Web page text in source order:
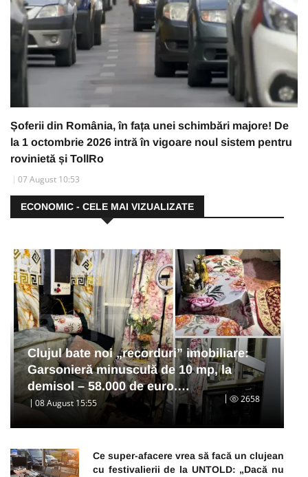
Șoferii din România, în fața unei schimbări majore! De
la 1 octombrie 2026 intră în vigoare noul sistem pentru
rovinietă și TollRo
07 August 10:53
ECONOMIC - CELE MAI VIZUALIZATE
Clujul bate noi „recorduri” imobiliare:
Garsonieră minusculă de 10 mp, la
demisol – 58.000 de euro.…
08 August 15:55 2658
Ce super-afacere vrea să facă un clujean
cu festivalierii de la UNTOLD: „Dacă nu